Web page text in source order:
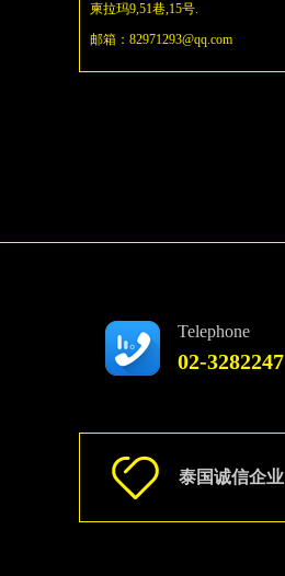
柬拉玛9,51巷,15号.
邮箱：82971293@qq.com
Telephone
02-3282247
泰国诚信企业